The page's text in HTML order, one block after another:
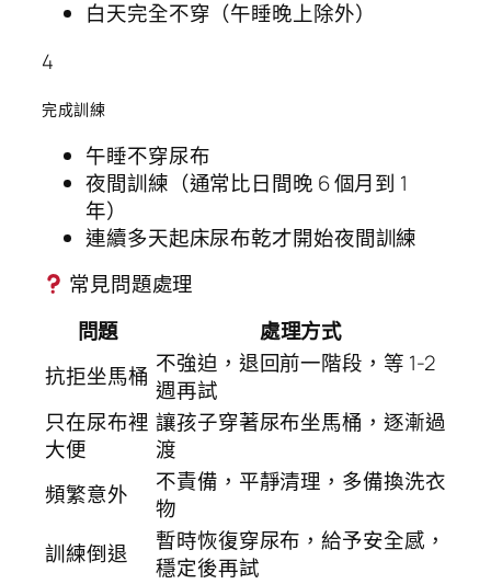
白天完全不穿（午睡晚上除外）
4
完成訓練
午睡不穿尿布
夜間訓練（通常比日間晚 6 個月到 1
年）
連續多天起床尿布乾才開始夜間訓練
常見問題處理
問題
處理方式
抗拒坐馬桶 不強迫，退回前一階段，等 1-2
週再試
只在尿布裡
大便
讓孩子穿著尿布坐馬桶，逐漸過
渡
頻繁意外
不責備，平靜清理，多備換洗衣
物
訓練倒退
暫時恢復穿尿布，給予安全感，
穩定後再試